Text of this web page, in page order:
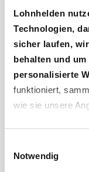
Lohnhelden
Technologien,
sicher laufen,
behalten und
personalisierte
funktioniert,
wie sie unsere
und erlaubst uns,
etwa an unsere
Notwendig